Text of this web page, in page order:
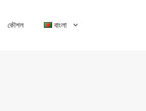
কৌশল বাংলা